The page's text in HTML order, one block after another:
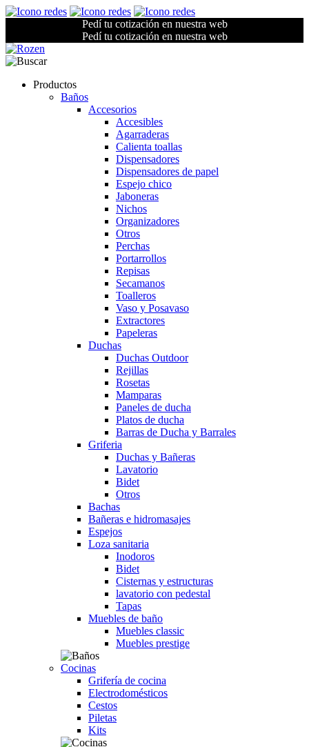
Pedí tu cotización en nuestra web
Pedí tu cotización en nuestra web
Productos
Baños
Accesorios
Accesibles
Agarraderas
Calienta toallas
Dispensadores
Dispensadores de papel
Espejo chico
Jaboneras
Nichos
Organizadores
Otros
Perchas
Portarrollos
Repisas
Secamanos
Toalleros
Vaso y Posavaso
Extractores
Papeleras
Duchas
Duchas Outdoor
Rejillas
Rosetas
Mamparas
Paneles de ducha
Platos de ducha
Barras de Ducha y Barrales
Griferia
Duchas y Bañeras
Lavatorio
Bidet
Otros
Bachas
Bañeras e hidromasajes
Espejos
Loza sanitaria
Inodoros
Bidet
Cisternas y estructuras
lavatorio con pedestal
Tapas
Muebles de baño
Muebles classic
Muebles prestige
Cocinas
Grifería de cocina
Electrodomésticos
Cestos
Piletas
Kits